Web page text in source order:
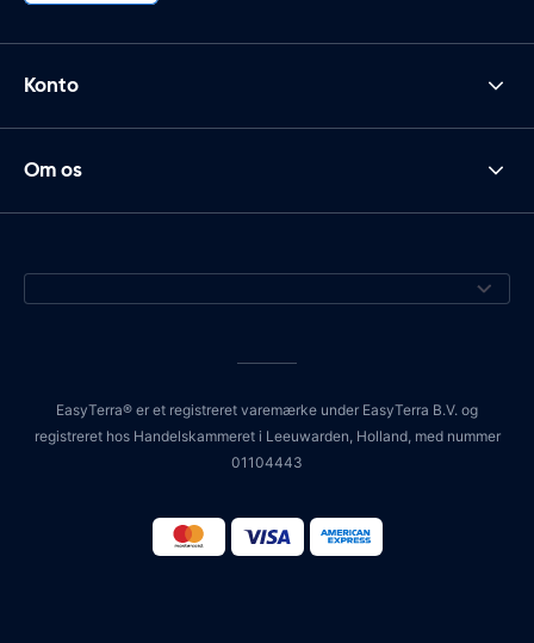
Konto
Om os
EasyTerra® er et registreret varemærke under EasyTerra B.V. og
registreret hos Handelskammeret i Leeuwarden, Holland, med nummer
01104443